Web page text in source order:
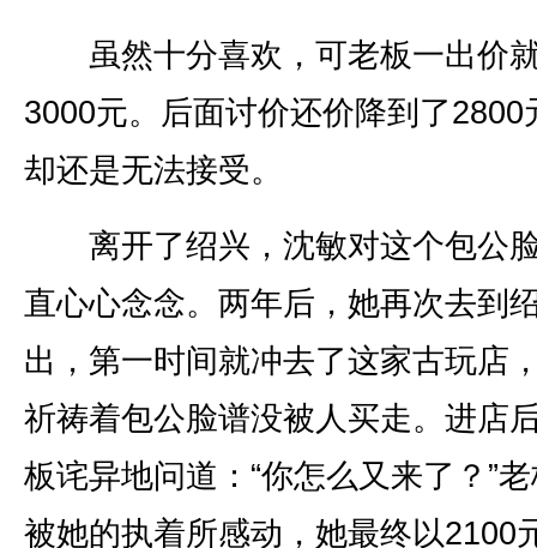
虽然十分喜欢，可老板一出价
3000元。后面讨价还价降到了2800
却还是无法接受。
离开了绍兴，沈敏对这个包公
直心心念念。两年后，她再次去到
出，第一时间就冲去了这家古玩店
祈祷着包公脸谱没被人买走。进店
板诧异地问道：“你怎么又来了？”
被她的执着所感动，她最终以2100